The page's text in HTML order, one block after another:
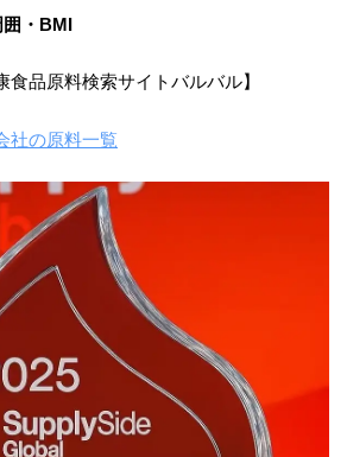
囲・BMI
品原料検索サイトバルバル】
社の原料一覧